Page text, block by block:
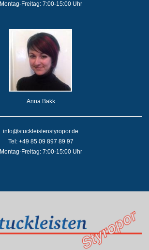
Montag-Freitag: 7:00-15:00 Uhr
Anna Bakk
info@stuckleistenstyropor.de
Tel: +49 85 09 897 89 97
Montag-Freitag: 7:00-15:00 Uhr